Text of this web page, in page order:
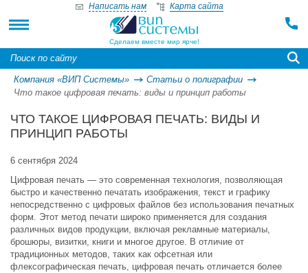
Сделаем вместе мир ярче!
Написать нам Карта сайта
Компания «ВИП Системы»
Статьи о полиграфии
Что такое цифровая печать: виды и принцип работы
ЧТО ТАКОЕ ЦИФРОВАЯ ПЕЧАТЬ: ВИДЫ И
ПРИНЦИП РАБОТЫ
6 сентября 2024
Цифровая печать — это современная технология, позволяющая
быстро и качественно печатать изображения, текст и графику
непосредственно с цифровых файлов без использования печатных
форм. Этот метод печати широко применяется для создания
различных видов продукции, включая рекламные материалы,
брошюры, визитки, книги и многое другое. В отличие от
традиционных методов, таких как офсетная или
флексографическая печать, цифровая печать отличается более